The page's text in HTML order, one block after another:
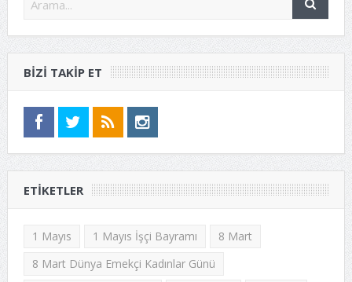
BIZI TAKIP ET
ETIKETLER
1 Mayıs 1 Mayıs İşçi Bayramı
8 Mart
8 Mart Dünya Emekçi Kadınlar Günü